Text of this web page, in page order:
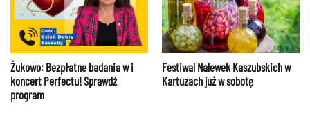
Żukowo: Bezpłatne badania w i
koncert Perfectu! Sprawdź
program
Festiwal Nalewek Kaszubskich w
Kartuzach już w sobotę